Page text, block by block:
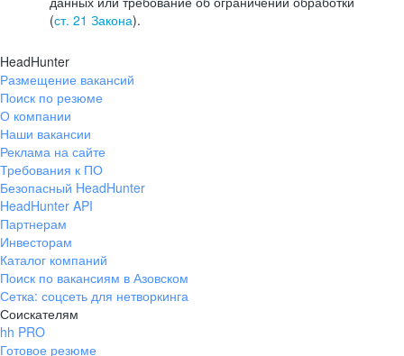
(ст. 21 Закона).
HeadHunter
Размещение вакансий
Поиск по резюме
О компании
Наши вакансии
Реклама на сайте
Требования к ПО
Безопасный HeadHunter
HeadHunter API
Партнерам
Инвесторам
Каталог компаний
Поиск по вакансиям в Азовском
Сетка: соцсеть для нетворкинга
Соискателям
hh PRO
Готовое резюме